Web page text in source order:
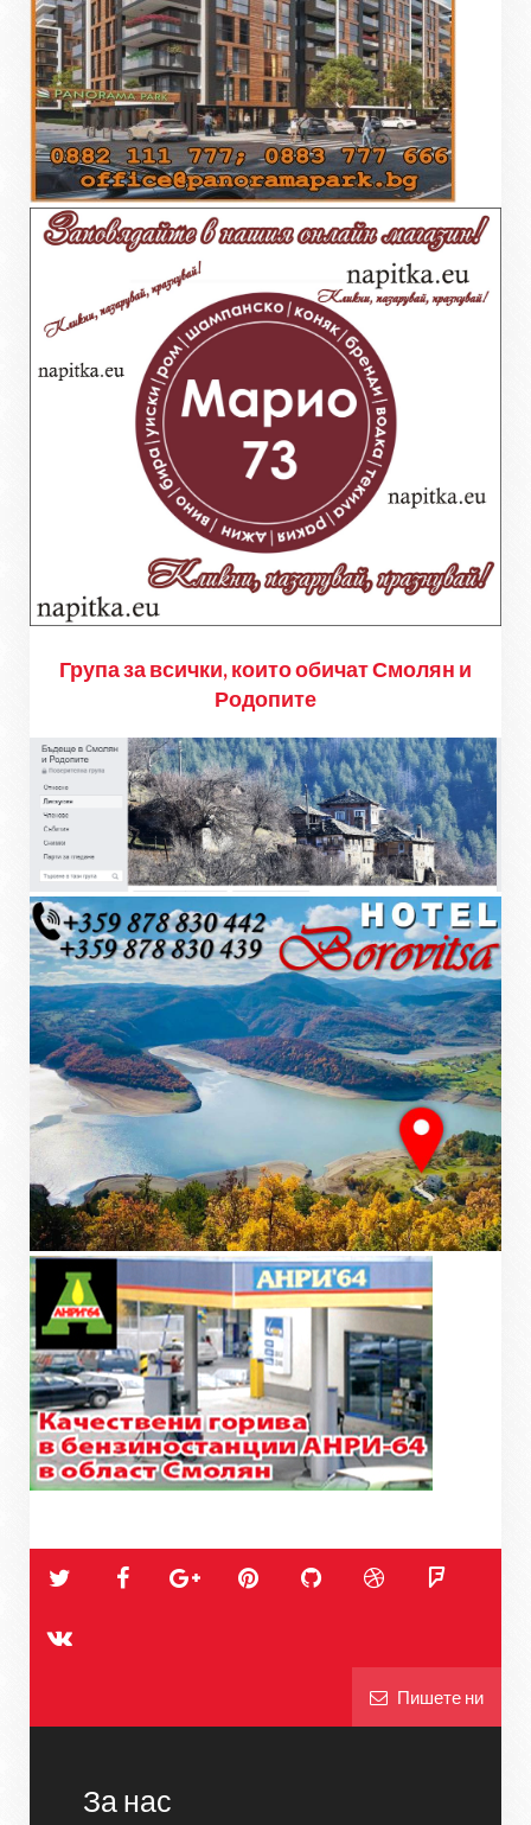
Група за всички, които обичат Смолян и
Родопите
Пишете ни
За нас